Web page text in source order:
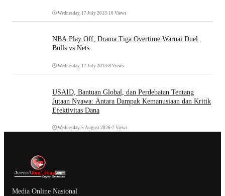
Wednesday, 17 July 2013 •10 Views
NBA Play Off, Drama Tiga Overtime Warnai Duel
Bulls vs Nets
Wednesday, 17 July 2013 •8 Views
USAID, Bantuan Global, dan Perdebatan Tentang
Jutaan Nyawa: Antara Dampak Kemanusiaan dan Kritik
Efektivitas Dana
Wednesday, 5 August 2026•7 Views
Media Online Nasional